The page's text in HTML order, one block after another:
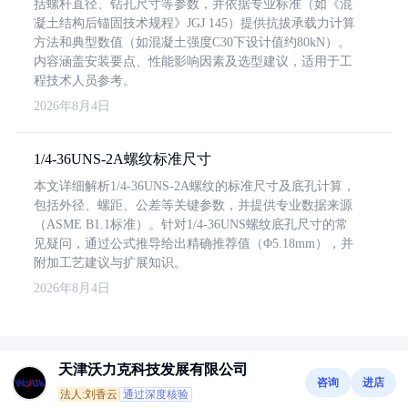
括螺杆直径、钻孔尺寸等参数，并依据专业标准（如《混
凝土结构后锚固技术规程》JGJ 145）提供抗拔承载力计算
方法和典型数值（如混凝土强度C30下设计值约80kN）。
内容涵盖安装要点、性能影响因素及选型建议，适用于工
程技术人员参考。
2026年8月4日
1/4-36UNS-2A螺纹标准尺寸
本文详细解析1/4-36UNS-2A螺纹的标准尺寸及底孔计算，
包括外径、螺距、公差等关键参数，并提供专业数据来源
（ASME B1.1标准）。针对1/4-36UNS螺纹底孔尺寸的常
见疑问，通过公式推导给出精确推荐值（Φ5.18mm），并
附加工艺建议与扩展知识。
2026年8月4日
天津沃力克科技发展有限公司
法人:刘香云 通过深度核验
咨询 进店